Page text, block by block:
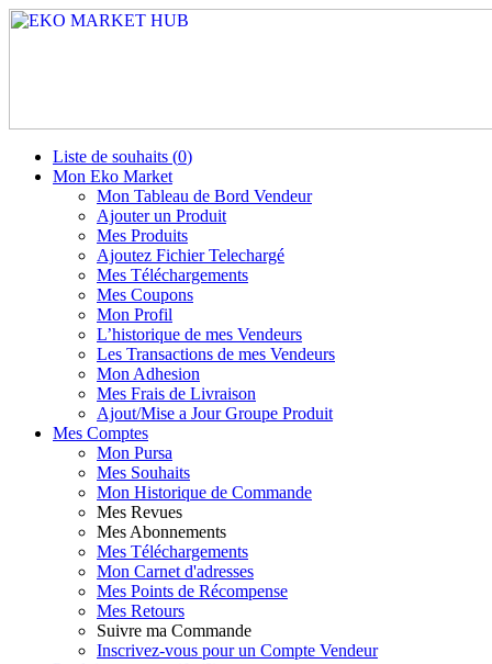
Liste de souhaits (0)
Mon Eko Market
Mon Tableau de Bord Vendeur
Ajouter un Produit
Mes Produits
Ajoutez Fichier Telechargé
Mes Téléchargements
Mes Coupons
Mon Profil
L’historique de mes Vendeurs
Les Transactions de mes Vendeurs
Mon Adhesion
Mes Frais de Livraison
Ajout/Mise a Jour Groupe Produit
Mes Comptes
Mon Pursa
Mes Souhaits
Mon Historique de Commande
Mes Revues
Mes Abonnements
Mes Téléchargements
Mon Carnet d'adresses
Mes Points de Récompense
Mes Retours
Suivre ma Commande
Inscrivez-vous pour un Compte Vendeur